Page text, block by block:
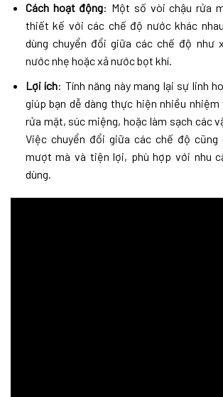
Cách hoạt động: Một số vòi chậu rửa
thiết kế với các chế độ nước khác
dùng chuyển đổi giữa các chế độ như
nước nhẹ hoặc xả nước bọt khí.
Lợi ích: Tính năng này mang lại sự linh
giúp bạn dễ dàng thực hiện nhiều nhiệm
rửa mặt, súc miệng, hoặc làm sạch các
Việc chuyển đổi giữa các chế độ cũng
mượt mà và tiện lợi, phù hợp với nhu
dùng.